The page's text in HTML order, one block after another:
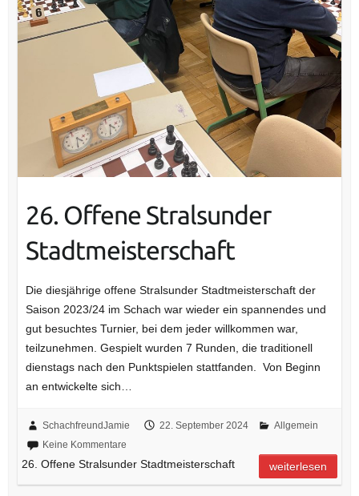
26. Offene Stralsunder
Stadtmeisterschaft
Die diesjährige offene Stralsunder Stadtmeisterschaft der
Saison 2023/24 im Schach war wieder ein spannendes und
gut besuchtes Turnier, bei dem jeder willkommen war,
teilzunehmen. Gespielt wurden 7 Runden, die traditionell
dienstags nach den Punktspielen stattfanden. Von Beginn
an entwickelte sich…
SchachfreundJamie 22. September 2024
Allgemein
Keine Kommentare
26. Offene Stralsunder Stadtmeisterschaft weiterlesen